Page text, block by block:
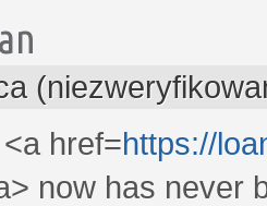
href=https://
now has never